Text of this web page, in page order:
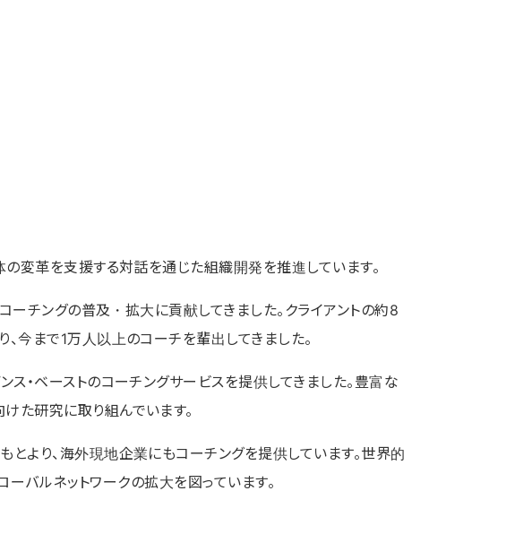
の変革を支援する対話を通じた組織開発を推進しています。
チングの普及・拡大に貢献してきました。クライアントの約8
今まで1万人以上のコーチを輩出してきました。
・ベーストのコーチングサービスを提供してきました。豊富な
た研究に取り組んでいます。
より、海外現地企業にもコーチングを提供しています。世界的
バルネットワークの拡大を図っています。